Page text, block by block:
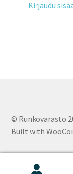
Kirjaudu
© Runkovarasto
Built with